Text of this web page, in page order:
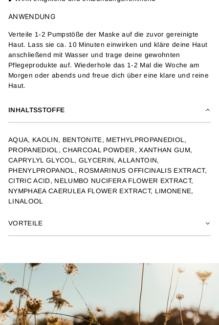
ANWENDUNG
Verteile 1-2 Pumpstöße der Maske auf die zuvor gereinigte
Haut. Lass sie ca. 10 Minuten einwirken und kläre deine Haut
anschließend mit Wasser und trage deine gewohnten
Pflegeprodukte auf. Wiederhole das 1-2 Mal die Woche am
Morgen oder abends und freue dich über eine klare und reine
Haut.
INHALTSSTOFFE
AQUA, KAOLIN, BENTONITE, METHYLPROPANEDIOL,
PROPANEDIOL, CHARCOAL POWDER, XANTHAN GUM,
CAPRYLYL GLYCOL, GLYCERIN, ALLANTOIN,
PHENYLPROPANOL, ROSMARINUS OFFICINALIS EXTRACT,
CITRIC ACID, NELUMBO NUCIFERA FLOWER EXTRACT,
NYMPHAEA CAERULEA FLOWER EXTRACT, LIMONENE,
LINALOOL
VORTEILE